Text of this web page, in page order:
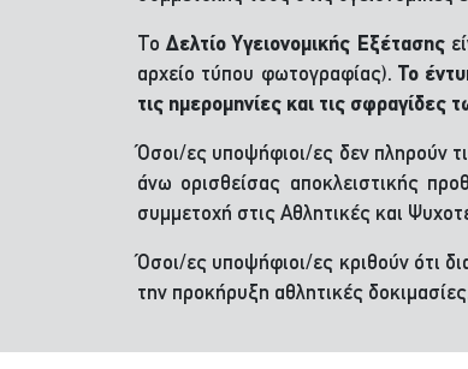
ΤοΔελτίο Υγειονομικής Εξέτασης
αρχείο τύπου φωτογραφίας). Το
τις ημερομηνίες και τις σφραγίδες
Όσοι/ες υποψήφιοι/ες δεν πληρούν
άνω ορισθείσας αποκλειστικής
συμμετοχή στις Αθλητικές και
Όσοι/ες υποψήφιοι/ες κριθούν ότι
την προκήρυξη αθλητικές